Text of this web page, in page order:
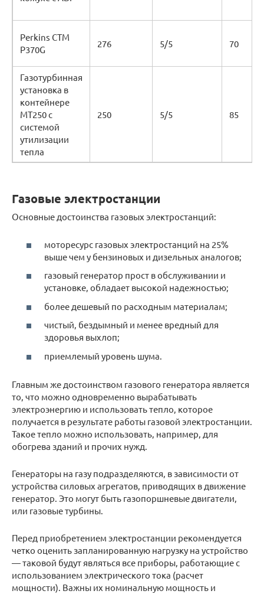
Perkins CTM
P370G
276 5/5 70
Газотурбинная
установка в
контейнере
MT250 с
системой
утилизации
тепла
250 5/5 85
Газовые электростанции
Основные достоинства газовых электростанций:
моторесурс газовых электростанций на 25%
выше чем у бензиновых и дизельных аналогов;
газовый генератор прост в обслуживании и
установке, обладает высокой надежностью;
более дешевый по расходным материалам;
чистый, бездымный и менее вредный для
здоровья выхлоп;
приемлемый уровень шума.
Главным же достоинством газового генератора является
то, что можно одновременно вырабатывать
электроэнергию и использовать тепло, которое
получается в результате работы газовой электростанции.
Такое тепло можно использовать, например, для
обогрева зданий и прочих нужд.
Генераторы на газу подразделяются, в зависимости от
устройства силовых агрегатов, приводящих в движение
генератор. Это могут быть газопоршневые двигатели,
или газовые турбины.
Перед приобретением электростанции рекомендуется
четко оценить запланированную нагрузку на устройство
— таковой будут являться все приборы, работающие с
использованием электрического тока (расчет
мощности). Важны их номинальную мощность и